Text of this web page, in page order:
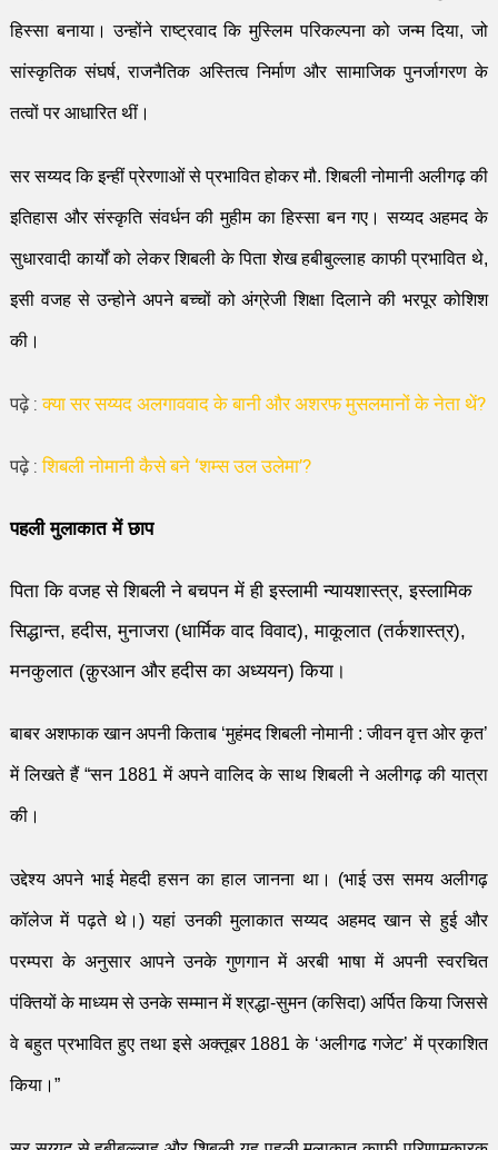
हिस्सा बनाया।उन्होंने राष्ट्रवाद कि मुस्लिम परिकल्पना को जन्म दिया,जो
सांस्कृतिक संघर्ष,राजनैतिक अस्तित्व निर्माण और सामाजिक पुनर्जागरण के
तत्वों पर आधारित थीं।
सर सय्यद कि इन्हीं प्रेरणाओं से प्रभावित होकर मौ.शिबली नोमानी अलीगढ़ की
इतिहास और संस्कृति संवर्धन की मुहीम का हिस्सा बन गए। सय्यदअहमदके
सुधारवादी कार्यों को लेकर शिबली के पिता शेख हबीबुल्लाह काफी प्रभावित थे,
इसी वजह से उन्होने अपने बच्चों को अंग्रेजी शिक्षा दिलाने की भरपूर कोशिश
की।
पढ़े :क्या सर सय्यद अलगाववाद के बानी और अशरफ मुसलमानों के नेता थें?
पढ़े :शिबली नोमानी कैसे बने ‘शम्स उल उलेमा’?
पहली मुलाकात में छाप
पिता कि वजह से शिबली ने बचपन में ही इस्लामी न्यायशास्त्र,इस्लामिक
सिद्धान्त,हदीस,मुनाजरा (धार्मिक वाद विवाद),माकूलात (तर्कशास्त्र),
मनकुलात (क़ुरआन और हदीस का अध्ययन) किया।
बाबर अशफाक खानअपनी किताब ‘मुहंमद शिबली नोमानी : जीवन वृत्त ओर कृत’
मेंलिखते हैं “सन 1881 में अपनेवालिद के साथ शिबली ने अलीगढ़ की यात्रा
की।
उद्देश्य अपने भाई मेहदी हसन काहाल जानना था। (भाई उस समय अलीगढ़
कॉलेज में पढ़ते थे। )यहां उनकीमुलाकातसय्यद अहमद खान से हुई और
परम्पराके अनुसार आपने उनके गुणगान में अरबी भाषा में अपनी स्वरचित
पंक्तियों के माध्यम से उनके सम्मान में श्रद्धा-सुमन (कसिदा) अर्पित किया जिससे
वे बहुत प्रभावित हुए तथा इसे अक्तूबर 1881 के ‘अलीगढ गजेट’में प्रकाशित
किया। ”